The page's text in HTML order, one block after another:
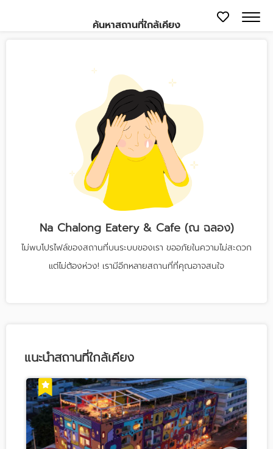
Na Chalong Eatery & Cafe (ณ ฉลอง)
ไม่พบโปรไฟล์ของสถานที่บนระบบของเรา ขออภัยในความไม่สะดวก
แต่ไม่ต้องห่วง! เรามีอีกหลายสถานที่ที่คุณอาจสนใจ
ค้นหาสถานที่ใกล้เคียง
แนะนำสถานที่ใกล้เคียง